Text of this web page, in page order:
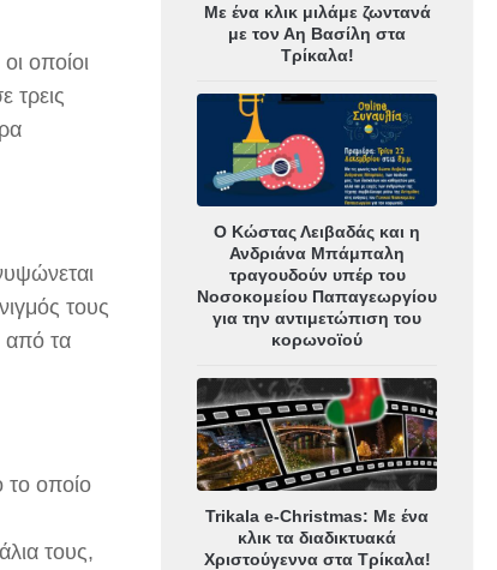
οποίοι
τρεις
τους
από τα
το οποίο
τους,
Με ένα κλικ μιλάμε ζωντανά
με τον Αη Βασίλη στα
Τρίκαλα!
Ο Κώστας Λειβαδάς και η
Ανδριάνα Μπάμπαλη
τραγουδούν υπέρ του
Νοσοκομείου Παπαγεωργίου
για την αντιμετώπιση του
κορωνοϊού
Trikala e-Christmas: Με ένα
κλικ τα διαδικτυακά
Χριστούγεννα στα Τρίκαλα!